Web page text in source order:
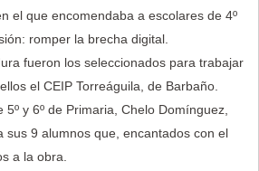
el que encomendaba a escolares de 4º
romper la brecha digital.
fueron los seleccionados para trabajar
el CEIP Torreáguila, de Barbaño.
y 6º de Primaria, Chelo Domínguez,
sus 9 alumnos que, encantados con el
a la obra.